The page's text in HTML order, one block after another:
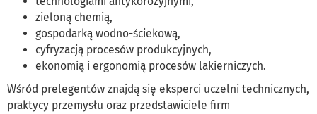
zieloną chemią,
gospodarką wodno-ściekową,
cyfryzacją procesów produkcyjnych,
ekonomią i ergonomią procesów lakierniczych.
Wśród prelegentów znajdą się eksperci uczelni technicznych,
praktycy przemysłu oraz przedstawiciele firm